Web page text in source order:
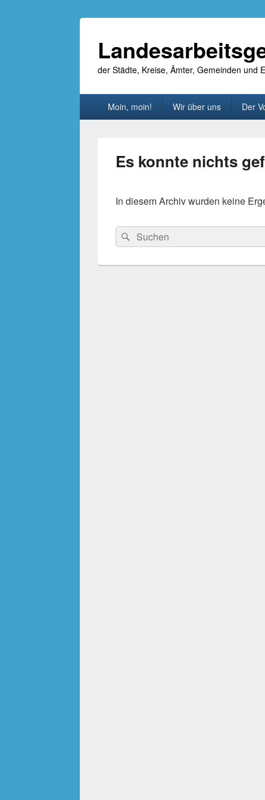
der Städte, Kreise, Ämter, Gemeinden und
Moin, moin! Wir über uns Der
Es konnte nichts
In diesem Archiv wurden keine
Suche
nach:
Suchen